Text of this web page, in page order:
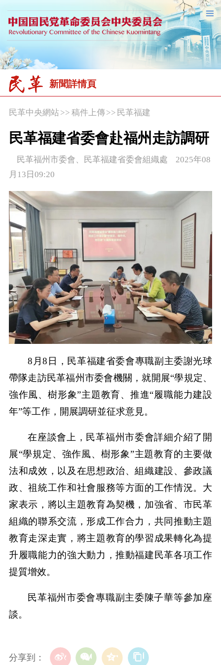
新聞詳情頁
民革中央網站>> 稿件上傳>> 民革福建
民革福建省委會赴福州走訪調研
民革福州市委會、民革福建省委會組織處 2025年08
月13日09:20
8月8日，民革福建省委會專職副主委謝光球
帶隊走訪民革福州市委會機關，就開展“學規定、
強作風、樹形象”主題教育、推進“履職能力建設
年”等工作，開展調研並征求意見。
在座談會上，民革福州市委會詳細介紹了開
展“學規定、強作風、樹形象”主題教育的主要做
法和成效，以及在思想政治、組織建設、參政議
政、祖統工作和社會服務等方面的工作情況。大
家表示，將以主題教育為契機，加強省、市民革
組織的聯系交流，形成工作合力，共同推動主題
教育走深走實，將主題教育的學習成果轉化為提
升履職能力的強大動力，推動福建民革各項工作
提質增效。
民革福州市委會專職副主委陳子華等參加座
談。
分享到：